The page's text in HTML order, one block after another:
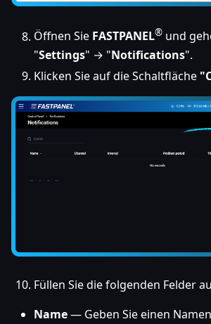
Öffnen Sie FASTPANEL® und
"Settings" → "Notifications".
Klicken Sie auf die Schaltfläche
Füllen Sie die folgenden Felder
Name— Geben Sie einen